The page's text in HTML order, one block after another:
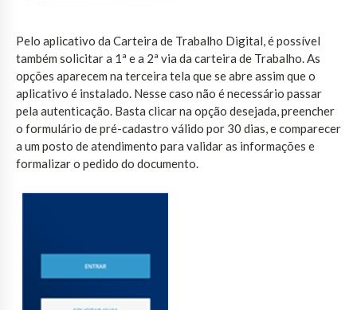
Pelo aplicativo da Carteira de Trabalho Digital, é possível
também solicitar a 1ª e a 2ª via da carteira de Trabalho. As
opções aparecem na terceira tela que se abre assim que o
aplicativo é instalado. Nesse caso não é necessário passar
pela autenticação. Basta clicar na opção desejada, preencher
o formulário de pré-cadastro válido por 30 dias, e comparecer
a um posto de atendimento para validar as informações e
formalizar o pedido do documento.